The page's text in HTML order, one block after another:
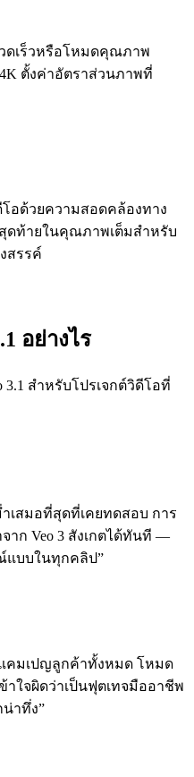
ดเร็วหรือโหมดคุณภาพ
ตั้งค่าอัตราส่วนภาพที่
โอด้วยความสอดคล้องทาง
ดท้ายในคุณภาพเต็มสำหรับ
สรรค์
อย่างไร
สำหรับโปรเจกต์วิดีโอที่
ำเสมอที่สุดที่เคยทดสอบ การ
าก Veo 3 สังเกตได้ทันที —
แบบในทุกคลิป”
แคมเปญลูกค้าทั้งหมด โหมด
ใจผิดว่าเป็นฟุตเทจมืออาชีพ
น่าทึ่ง”